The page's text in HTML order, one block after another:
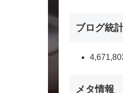
ブログ統
メタ情報